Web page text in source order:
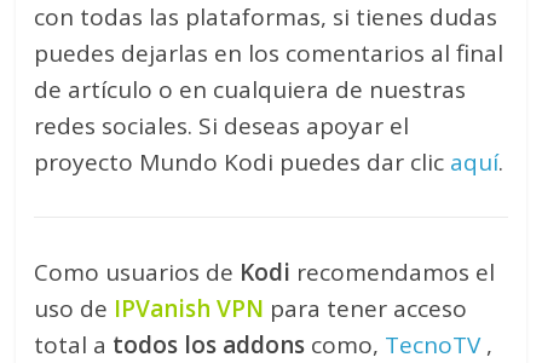
con todas las plataformas, si tienes dudas
puedes dejarlas en los comentarios al final
de artículo o en cualquiera de nuestras
redes sociales. Si deseas apoyar el
proyecto Mundo Kodi puedes dar clic aquí.
Como usuarios de Kodi recomendamos el
uso de IPVanish VPN para tener acceso
total a todos los addons como, TecnoTV,